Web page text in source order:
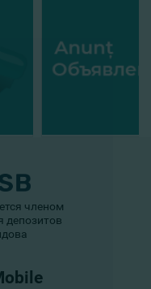
членом
депозитов